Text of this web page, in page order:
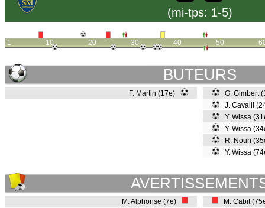
(mi-tps: 1-5)
1 10 20 30 40 50
BUTEURS
F. Martin (17e)
G. Gimbert
J. Cavalli
Y. Wissa
Y. Wissa
R. Nouri
Y. Wissa
M. Alphonse (7e)
M. Cabit